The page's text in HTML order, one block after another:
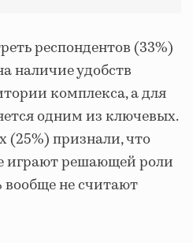
респондентов (33%)
наличие удобств
комплекса, а для
одним из ключевых.
(25%) признали, что
играют решающей роли
не считают